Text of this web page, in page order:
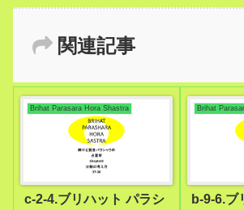
関連記事
Brihat Parasara Hora Shastra
c-2-4.ブリハット パラシ
Brihat
b-9-6.ブ